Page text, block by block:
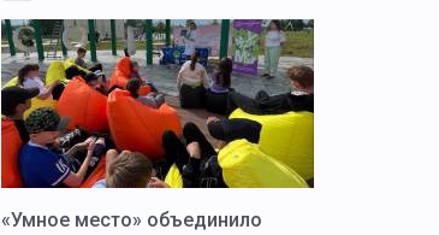
«Умное место» объединило